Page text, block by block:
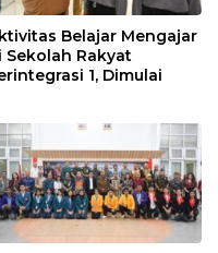
Belajar Mengajar
Sekolah Rakyat
1, Dimulai